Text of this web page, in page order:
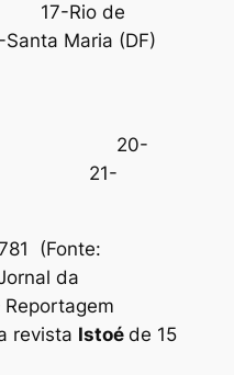
de
Maria (DF)
20-
21-
(Fonte:
da
revista Istoé de 15